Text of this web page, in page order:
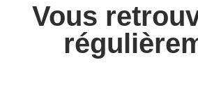
Vous